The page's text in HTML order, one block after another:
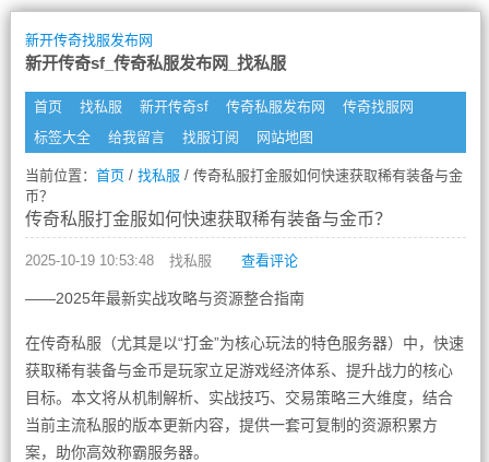
新开传奇找服发布网
新开传奇sf_传奇私服发布网_找私服
首页 找私服 新开传奇sf 传奇私服发布网
传奇找服网
标签大全
给我留言 找服订阅 网站地图
当前位置： 首页/ 找私服 / 传奇私服打金服如何快速获取稀有装备与金
币？
传奇私服打金服如何快速获取稀有装备与金币？
2025-10-19 10:53:48 找私服 查看评论
——2025年最新实战攻略与资源整合指南
在传奇私服（尤其是以“打金”为核心玩法的特色服务器）中，快速
获取稀有装备与金币是玩家立足游戏经济体系、提升战力的核心
目标。本文将从机制解析、实战技巧、交易策略三大维度，结合
当前主流私服的版本更新内容，提供一套可复制的资源积累方
案，助你高效称霸服务器。